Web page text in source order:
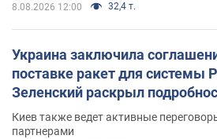
8.08.2026 12:00 32,4 т.
Украина заключила
поставке ракет для системы
Зеленский раскрыл
Киев также ведет активные
партнерами